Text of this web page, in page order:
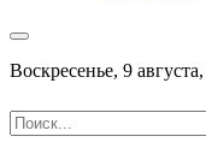
Воскресенье, 9